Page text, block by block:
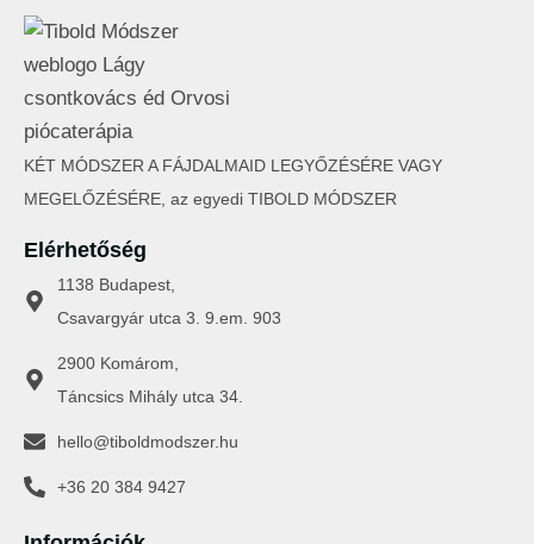
KÉT MÓDSZER A FÁJDALMAID LEGYŐZÉSÉRE VAGY
MEGELŐZÉSÉRE, az egyedi TIBOLD MÓDSZER
Elérhetőség
1138 Budapest,
Csavargyár utca 3. 9.em. 903
2900 Komárom,
Táncsics Mihály utca 34.
hello@tiboldmodszer.hu
+36 20 384 9427